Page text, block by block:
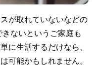
が取れていないなどの
ないというご家庭も
に生活するだけなら、
可能かもしれません。